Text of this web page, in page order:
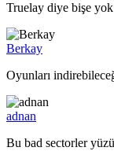
Truelay diye bişe
Berkay
Oyunları
adnan
Bu bad sectorler